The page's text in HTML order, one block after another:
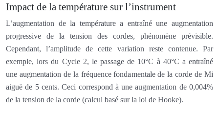
Impact de la température sur l’instrument
L’augmentation de la température a entraîné une augmentation
progressive de la tension des cordes, phénomène prévisible.
Cependant, l’amplitude de cette variation reste contenue. Par
exemple, lors du Cycle 2, le passage de 10°C à 40°C a entraîné
une augmentation de la fréquence fondamentale de la corde de Mi
aiguë de 5 cents. Ceci correspond à une augmentation de 0,004%
de la tension de la corde (calcul basé sur la loi de Hooke).